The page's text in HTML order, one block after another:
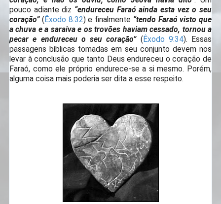
pouco adiante diz “endureceu Faraó ainda esta vez o seu
coração”( Êxodo 8:32) e finalmente “tendo Faraó visto que
a chuva e a saraiva e os trovões haviam cessado, tornou a
pecar e endureceu o seu coração”( Êxodo 9:34). Essas
passagens bíblicas tomadas em seu conjunto devem nos
levar à conclusão que tanto Deus endureceu o coração de
Faraó, como ele próprio endurece-se a si mesmo. Porém,
alguma coisa mais poderia ser dita a esse respeito.